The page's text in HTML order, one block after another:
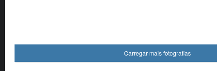
Carregar mais fotografias